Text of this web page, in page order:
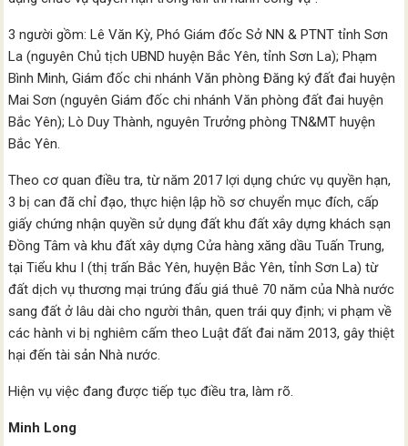
3 người gồm: Lê Văn Kỳ, Phó Giám đốc Sở NN & PTNT tỉnh Sơn
La (nguyên Chủ tịch UBND huyện Bắc Yên, tỉnh Sơn La); Phạm
Bình Minh, Giám đốc chi nhánh Văn phòng Đăng ký đất đai huyện
Mai Sơn (nguyên Giám đốc chi nhánh Văn phòng đất đai huyện
Bắc Yên); Lò Duy Thành, nguyên Trưởng phòng TN&MT huyện
Bắc Yên.
Theo cơ quan điều tra, từ năm 2017 lợi dụng chức vụ quyền hạn,
3 bị can đã chỉ đạo, thực hiện lập hồ sơ chuyển mục đích, cấp
giấy chứng nhận quyền sử dụng đất khu đất xây dựng khách sạn
Đồng Tâm và khu đất xây dựng Cửa hàng xăng dầu Tuấn Trung,
tại Tiểu khu I (thị trấn Bắc Yên, huyện Bắc Yên, tỉnh Sơn La) từ
đất dịch vụ thương mại trúng đấu giá thuê 70 năm của Nhà nước
sang đất ở lâu dài cho người thân, quen trái quy định; vi phạm về
các hành vi bị nghiêm cấm theo Luật đất đai năm 2013, gây thiệt
hại đến tài sản Nhà nước.
Hiện vụ việc đang được tiếp tục điều tra, làm rõ.
Minh Long